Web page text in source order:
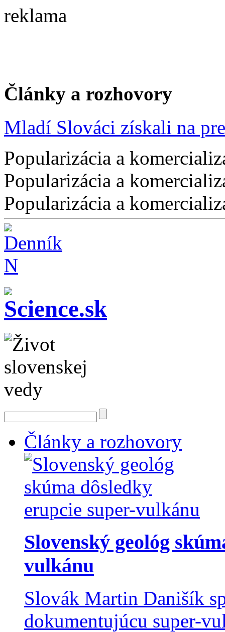
reklama
Články a rozhovory
Mladí Slováci získali na
Popularizácia a
Popularizácia a
Popularizácia a
Články a rozhovory
Slovenský geológ
vulkánu
Slovák Martin Danišík
dokumentujúcu super-